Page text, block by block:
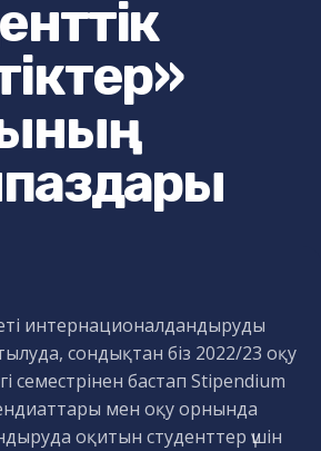
интернационалдандыруды
сондықтан біз 2022/23 оқу
семестрінен бастап Stipendium
мен оқу орнында
оқитын студенттер үшін